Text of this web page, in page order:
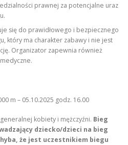
prawnej za potencjalne uraz
się do prawidłowego i bezpiecznego
który ma charakter zabawy i nie jest
Organizator zapewnia również
m – 05.10.2025 godz. 16.00
kobiety i mężczyźni. Bieg
dziecko/dzieci na bieg
że jest uczestnikiem biegu